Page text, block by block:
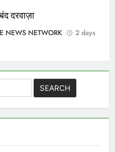
दरवाज़ा
NEWS NETWORK
2 days